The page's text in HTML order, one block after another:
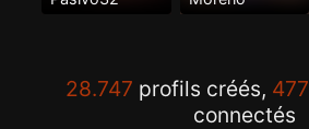
28.747 profils créés, 477
connectés